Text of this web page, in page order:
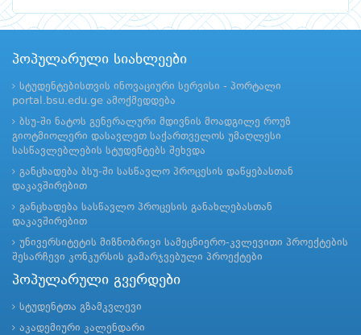
პოპულარული სიახლეები
სტუდენტებისთვის ინოვაციური სერვისი - პორტალი
portal.bsu.edu.ge ამოქმედდება
ბსუ-ში ნატოს გენერალური მდივნის მოადგილე როუზ
გიოტმიოლერი დასავლეთ საქართველოს უმაღლესი
სასწავლებლების სტუდენტებს შეხვდა
განცხადება ბსუ-ში სასწავლო პროცესის დაწყებასთან
დაკავშირებით
განცხადება სასწავლო პროცესის განახლებასთან
დაკავშირებით
უნივერსიტეტის მიზნობრივი სამეცნიერო-კვლევითი პროექტების
შესარჩევი კონკურსის გამარჯვებული პროექტები
პოპულარული გვერდები
სტუდენტთა გზამკვლევი
აკადემიური კალენდარი